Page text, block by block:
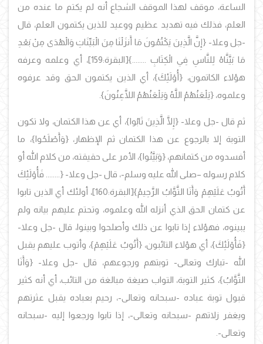
الساعة، موقف لهذا الموقف الشجاع أنه لم يكتم ما عنده من
العلم، فذلك فيه تهديد عظيم ووعيد للذين يكتمون العلم، قال
-جل وعلا- {إِنَّ الَّذِينَ يَكْتُمُونَ مَا أَنزَلْنَا مِنَ الْبَيِّنَاتِ وَالْهُدَى مِنْ بَعْدِ
مَا بَيَّنَّاهُ لِلنَّاسِ فِي الْكِتَابِ ........}
[البقرة:159]، أي وعلمه وعرفه
هؤلاء الكاتمون، {أُوْلَئِكَ}، أي الذين يكتمون الحق وقد عرفوه
وعلموه، {يَلْعَنُهُمُ اللَّهُ وَيَلْعَنُهُمُ اللَّاعِنُونَ}.
ثم قال -جل وعلا- {إِلَّا الَّذِينَ تَابُوا}، أي عن هذا الكتمان، ولا تكون
التوبة إلا بالرجوع عن هذا الكتمان ثم الإظهار، {وَأَصْلَحُوا}، ما
أفسدوه من كتمانهم، {وَبَيَّنُوا}، الأمر على حقيقته، من كلام الله أو
كلام رسوله –صلى الله عليه وسلم-، قال -جل وعلا- {........ فَأُوْلَئِكَ
أَتُوبُ عَلَيْهِمْ وَأَنَا التَّوَّابُ الرَّحِيمُ}
[البقرة:160]، أولئك أي الذين تابوا
عن كتمان الحق الذي أنزله الله وعلموه، وتحتم عليهم بيانه ولم
يبينوه، فهؤلاء إذا تابوا عن ذلك وأصلحوا وبينوا، قال -جل وعلا-
{فَأُوْلَئِكَ}، أي هؤلاء التائبون، {أَتُوبُ عَلَيْهِمْ}، وأتوب عليهم يقبل
الله -تبارك وتعالى- توبتهم ورجوعهم، قال -جل وعلا- {وَأَنَا
التَّوَّابُ}، كثير التوبة، التواب صيغة مبالغة من التائب، أي أنه كثير
قبول توبة عباده -سبحانه وتعالى-، رحيم بعباده يقبل عثرتهم
ويغفر زلاتهم -سبحانه وتعالى-، إذا تابوا ورجعوا إليه -سبحانه
وتعالى-.